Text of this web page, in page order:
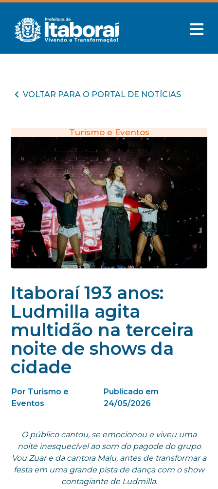
VOLTAR PARA O PORTAL DE NOTÍCIAS
Turismo e Eventos
Itaboraí 193 anos:
Ludmilla agita
multidão na terceira
noite de shows da
cidade
Por Turismo e
Eventos
Publicado em
24/05/2026
O público cantou, se emocionou e viveu uma
noite inesquecível ao som do pagode do grupo
Vou Zuar e da cantora Malu, antes de transformar a
festa em uma grande pista de dança com o show
contagiante de Ludmilla.